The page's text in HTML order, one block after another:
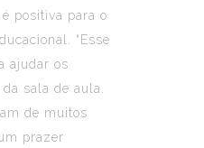
positiva para o
“Esse
ajudar os
sala de aula.
de muitos
prazer